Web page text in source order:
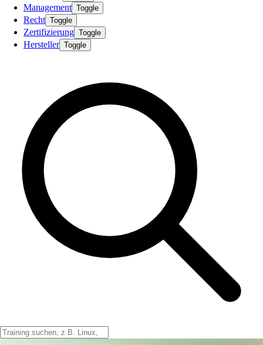
Management Toggle
Recht Toggle
Zertifizierung Toggle
Hersteller Toggle